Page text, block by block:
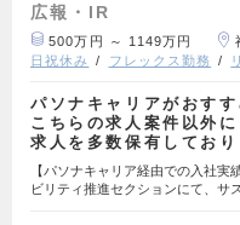
広報・IR
500万円 ～ 1149万円
日祝休み
フレックス勤務
パソナキャリアがおすす
こちらの求人案件以外
求人を多数保有してお
【パソナキャリア経由での入社
ビリティ推進セクションにて、サ